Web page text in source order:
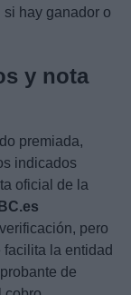
hay ganador o
y nota
premiada,
indicados
oficial de la
pero
la entidad
de